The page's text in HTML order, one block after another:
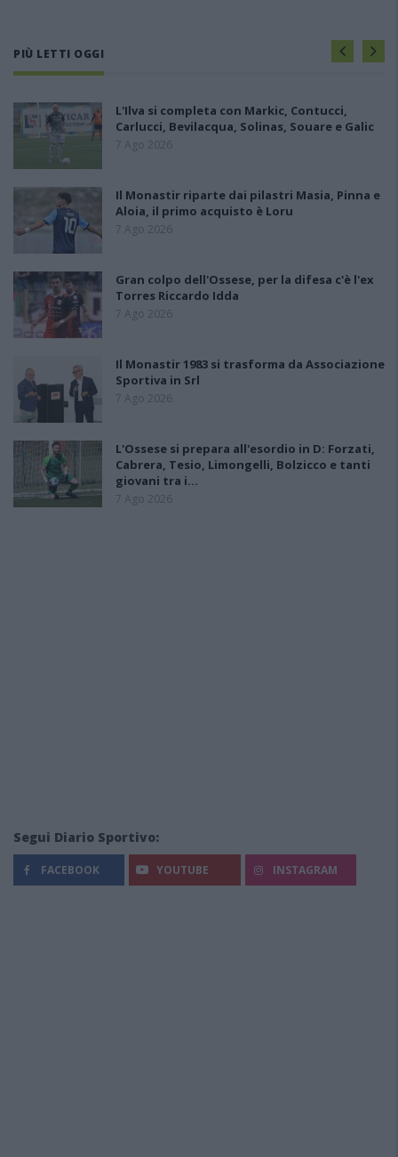
PIÙ LETTI OGGI
L'Ilva si completa con Markic, Contucci,
Carlucci, Bevilacqua, Solinas, Souare e Galic
7 Ago 2026
Il Monastir riparte dai pilastri Masia, Pinna e
Aloia, il primo acquisto è Loru
7 Ago 2026
Gran colpo dell'Ossese, per la difesa c'è l'ex
Torres Riccardo Idda
7 Ago 2026
Il Monastir 1983 si trasforma da Associazione
Sportiva in Srl
7 Ago 2026
L'Ossese si prepara all'esordio in D: Forzati,
Cabrera, Tesio, Limongelli, Bolzicco e tanti
giovani tra i…
7 Ago 2026
Segui Diario Sportivo:
FACEBOOK YOUTUBE INSTAGRAM